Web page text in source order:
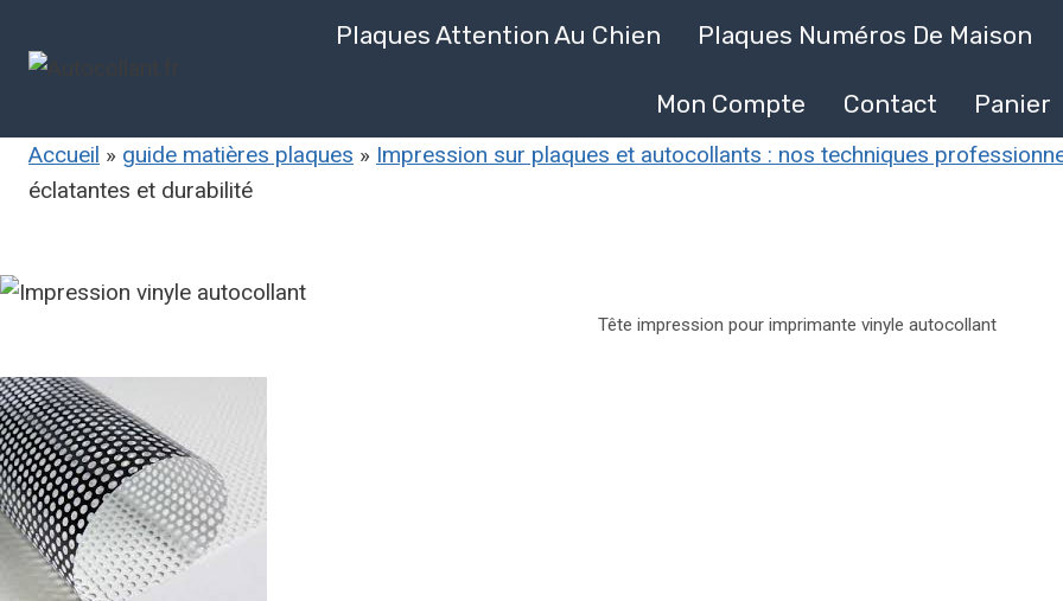
Plaques Attention Au Chien Plaques Numéros De Maison
Mon Compte Contact Panier
Accueil » guide matières plaques » Impression sur plaques et autocollants : nos techniques
éclatantes et durabilité
Tête impression pour imprimante vinyle autocollant